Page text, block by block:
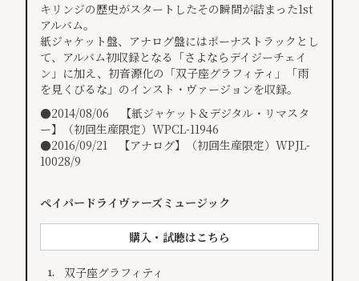
キリンジの歴史がスタートしたその瞬間が詰まった1st
アルバム。
紙ジャケット盤、アナログ盤にはボーナストラックとし
て、アルバム初収録となる「さよならデイジーチェイ
ン」に加え、初音源化の「双子座グラフィティ」「雨
を見くびるな」のインスト・ヴァージョンを収録。
●2014/08/06 【紙ジャケット＆デジタル・リマスタ
ー】（初回生産限定）WPCL-11946
●2016/09/21 【アナログ】（初回生産限定）WPJL-
10028/9
ペイパードライヴァーズミュージック
購入・試聴はこちら
1. 双子座グラフィティ